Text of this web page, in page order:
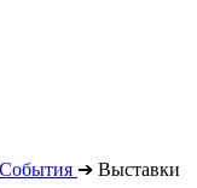
События ➔ Выставки